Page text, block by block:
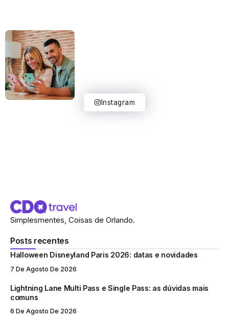
Instagram
Simplesmentes, Coisas de Orlando.
Posts recentes
Halloween Disneyland Paris 2026: datas e novidades
7 De Agosto De 2026
Lightning Lane Multi Pass e Single Pass: as dúvidas mais
comuns
6 De Agosto De 2026